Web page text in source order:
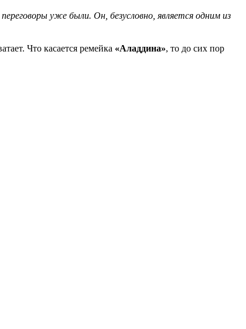
уже были. Он, безусловно, является одним из
Что касается ремейка «Аладдина», то до сих пор